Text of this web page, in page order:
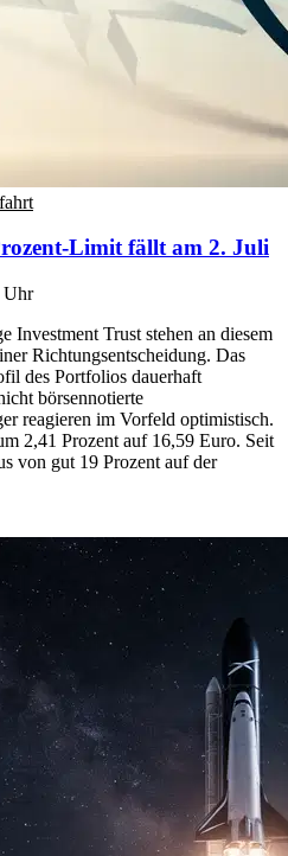
Limit fällt am 2. Juli
Uhr
Investment Trust stehen an diesem
Richtungsentscheidung. Das
des Portfolios dauerhaft
börsennotierte
reagieren im Vorfeld optimistisch.
2,41 Prozent auf 16,59 Euro. Seit
von gut 19 Prozent auf der